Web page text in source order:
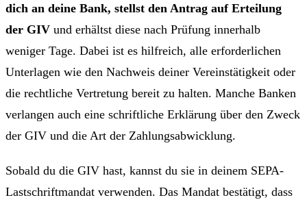
dich an deine Bank, stellst den Antrag auf Erteilung
der GIV und erhältst diese nach Prüfung innerhalb
weniger Tage. Dabei ist es hilfreich, alle erforderlichen
Unterlagen wie den Nachweis deiner Vereinstätigkeit oder
die rechtliche Vertretung bereit zu halten. Manche Banken
verlangen auch eine schriftliche Erklärung über den Zweck
der GIV und die Art der Zahlungsabwicklung.
Sobald du die GIV hast, kannst du sie in deinem SEPA-
Lastschriftmandat verwenden. Das Mandat bestätigt, dass